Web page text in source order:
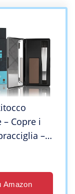
Copre i
–
Polvere,
Amazon